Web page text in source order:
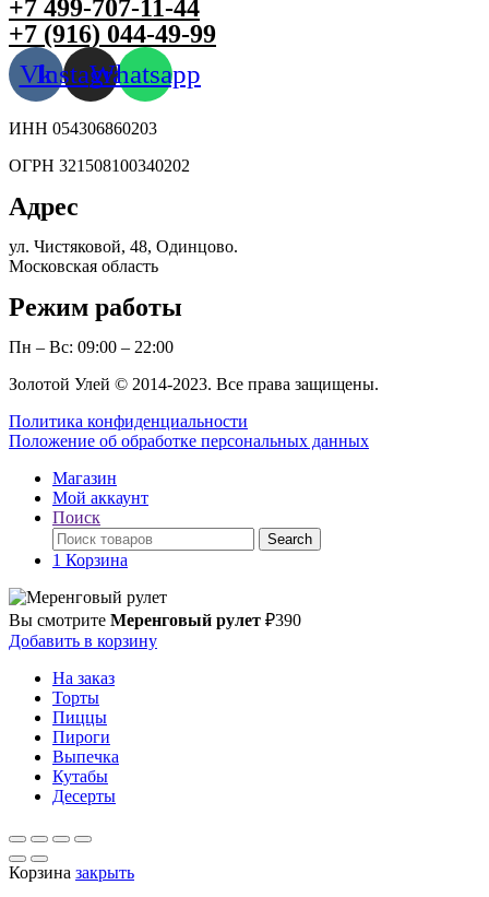
+7 499-707-11-44
+7 (916) 044-49-99
VkInstagramWhatsapp
ИНН 054306860203
ОГРН 321508100340202
Адрес
ул. Чистяковой, 48, Одинцово.
Московская область
Режим работы
Пн – Вс: 09:00 – 22:00
Золотой Улей © 2014-2023. Все права защищены.
Политика конфиденциальности
Положение об обработке персональных данных
Магазин
Мой аккаунт
Поиск
Поиск
по:
Search
1 Корзина
Вы смотрите Меренговый рулет ₽390
Добавить в корзину
На заказ
Торты
Пиццы
Пироги
Выпечка
Кутабы
Десерты
Корзина закрыть